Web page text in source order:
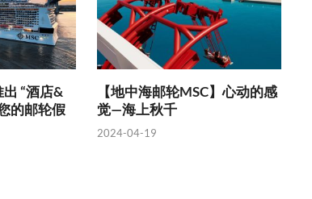
“酒店&
的邮轮假
【地中海邮轮MSC】心动的感
觉—海上秋千
2024-04-19